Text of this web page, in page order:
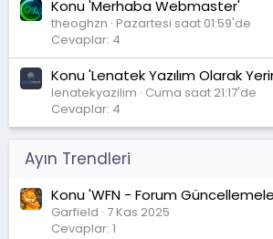
Konu 'Merhaba Webmaster'
theoghzn Pazartesi saat 01:59'de
Cevaplar: 4
Konu 'Lenatek Yazılım Olarak
lenatekyazilim Cuma saat 21:17'de
Cevaplar: 4
Ayın Trendleri
Konu 'WFN - Forum
Garfield 7 Kas 2025
Cevaplar: 1